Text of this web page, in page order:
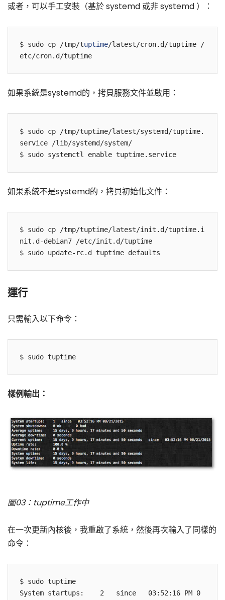
或者，可以手工安裝（基於 systemd 或非 systemd ）：
$ sudo cp /tmp/tuptime/latest/cron.d/tuptime /
如果系統是systemd的，拷貝服務文件並啟用：
$ sudo cp /tmp/tuptime/latest/systemd/tuptime.
service /lib/systemd/system/
如果系統不是systemd的，拷貝初始化文件：
$ sudo cp /tmp/tuptime/latest/init.d/tuptime.i
nit.d-debian7 /etc/init.d/tuptime
運行
只需輸入以下命令：
樣例輸出：
圖03：tuptime工作中
在一次更新內核後，我重啟了系統，然後再次輸入了同樣的
命令：
$ sudo tuptime
System startups:    2   since   03:52:16 PM 0